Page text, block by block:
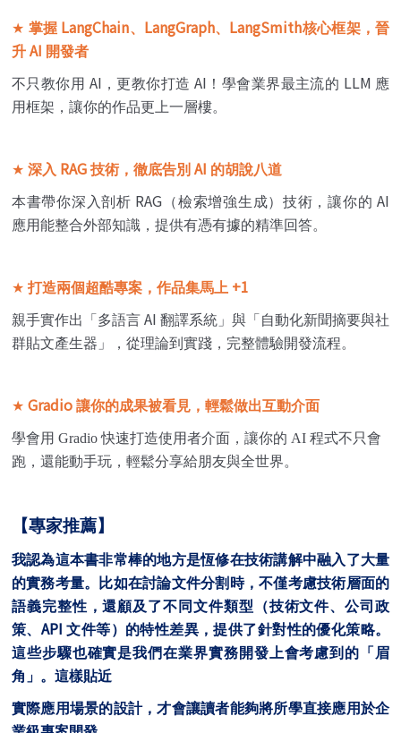
★ 掌握 LangChain、 LangGraph、 LangSmith核心框架，晉
升 AI 開發者
不只教你用 AI ，更教你打造 AI ！學會業界最主流的 LLM 應
用框架，讓你的作品更上一層樓。
★ 深入 RAG 技術，徹底告別 AI 的胡說八道
本書帶你深入剖析 RAG （檢索增強生成）技術，讓你的 AI
應用能整合外部知識，提供有憑有據的精準回答。
★ 打造兩個超酷專案，作品集馬上 +1
親手實作出「多語言 AI 翻譯系統」與「自動化新聞摘要與社
群貼文產生器」，從理論到實踐，完整體驗開發流程。
★ Gradio 讓你的成果被看見，輕鬆做出互動介面
學會用 Gradio快速打造使用者介面，讓你的 AI 程式不只會
跑，還能動手玩，輕鬆分享給朋友與全世界。
【專家推薦】
我認為這本書非常棒的地方是恆修在技術講解中融入了大量
的實務考量。比如在討論文件分割時，不僅考慮技術層面的
語義完整性，還顧及了不同文件類型（技術文件、公司政
策、 API文件等）的特性差異，提供了針對性的優化策略。
這些步驟也確實是我們在業界實務開發上會考慮到的「眉
角」。這樣貼近
實際應用場景的設計，才會讓讀者能夠將所學直接應用於企